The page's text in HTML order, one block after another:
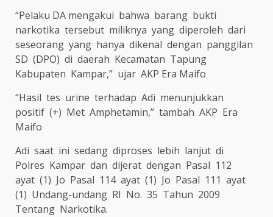
“Pelaku DA mengakui bahwa barang bukti
narkotika tersebut miliknya yang diperoleh dari
seseorang yang hanya dikenal dengan panggilan
SD (DPO) di daerah Kecamatan Tapung
Kabupaten Kampar,” ujar AKP Era Maifo
“Hasil tes urine terhadap Adi menunjukkan
positif (+) Met Amphetamin,” tambah AKP Era
Maifo
Adi saat ini sedang diproses lebih lanjut di
Polres Kampar dan dijerat dengan Pasal 112
ayat (1) Jo Pasal 114 ayat (1) Jo Pasal 111 ayat
(1) Undang-undang RI No. 35 Tahun 2009
Tentang Narkotika.